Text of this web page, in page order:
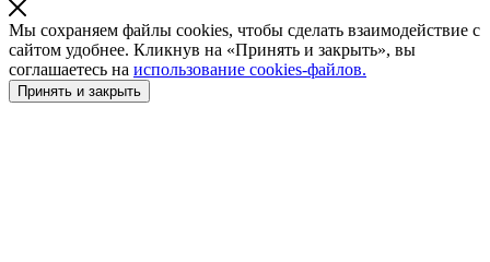
Мы сохраняем файлы cookies, чтобы сделать взаимодействие с
сайтом удобнее. Кликнув на «Принять и закрыть», вы
соглашаетесь на использование cookies-файлов.
Принять и закрыть